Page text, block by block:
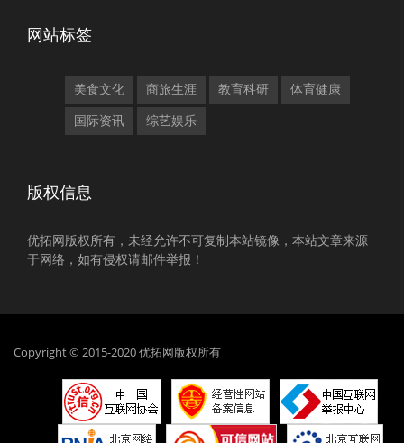
网站标签
美食文化 商旅生涯 教育科研 体育健康
国际资讯 综艺娱乐
版权信息
优拓网版权所有，未经允许不可复制本站镜像，本站文章来源
于网络，如有侵权请邮件举报！
Copyright © 2015-2020 优拓网版权所有